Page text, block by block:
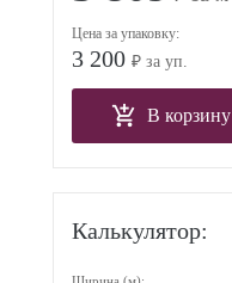
Цена за упаковку:
3 200 ₽ за уп.
В корзину
Калькулятор: